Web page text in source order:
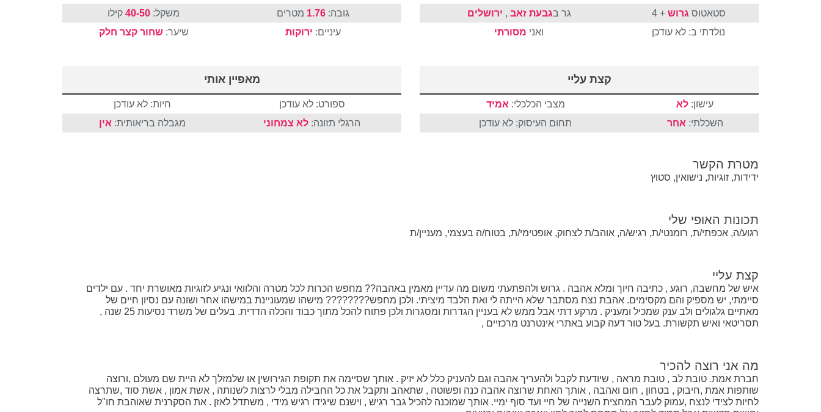
סטאטוס גרוש + 4 גר בגבעת זאב , ירושלים
נולדתי ב: לא עודכן
ואני מסורתי
גובה: 1.76 מטרים משקל: 40-50 קילו
עיניים: ירוקות שיער:שחור קצר חלק
קצת עליי
עישון: לא מצבי הכלכלי: אמיד
השכלתי: אחר תחום העיסוק: לא עודכן
מאפיין אותי
ספורט: לא עודכן
חיות: לא עודכן
הרגלי תזונה: לא צמחוני מגבלה בריאותית: אין
מטרת הקשר
ידידות, זוגיות, נישואין, סטוץ
תכונות האופי שלי
רגוע/ה, אכפתי/ת, רומנטי/ת, רגיש/ה, אוהב/ת לצחוק, אופטימי/ת, בטוח/ה בעצמי, מעניין/ת
קצת עליי
איש של מחשבה, רוגע , כתיבה חיוך ומלא אהבה . גרוש ולהפתעתי משום מה עדיין מאמין באהבה?? מחפש הכרות לכל מטרה והלוואי ונגיע לזוגיות מאושרת יחד . עם ילדים
סיימתי, יש מספיק והם מקסימים. אהבת נצח מסתבר שלא הייתה לי ואת הלבד מיציתי. ולכן מחפש???????? מישהו שמעוניינת במישהו אחר ושונה עם נסיון חיים של
מאתיים גלגולים ולב ענק שמכיל ומעניק . מרקע דתי אבל ממש לא בעניין הגדרות ומסגרות ולכן פתוח להכל מתוך כבוד והכלה הדדית. בעלים של משרד נסיעות 25 שנה ,
תסריטאי ואיש תקשורת. בעל טור דעה קבוע באתרי אינטרנט מרכזיים ,
מה אני רוצה להכיר
חברת אמת. טובת לב , טובת מראה , שיודעת לקבל ולהעריך אהבה וגם להעניק כלל לא יזיק . אותך שסיימה את תקופת הגירושין או שלמזלך לא היית שם מעולם ,ורוצה
שותפות אמת ,חיבוק , בטחון , חום ואהבה , אותך האחת שרוצה אהבה כנה ופשוטה , שתאהב ותקבל את כל החבילה מבלי לרצות לשנותה , אשת אמון , אשת סוד ,שתרצה
לחיות לצידי לנצח ,עמוק לעבר המחצית השנייה של חיי ועד סוף ימיי. אותך שמוכנה להכיל גבר רגיש , וישנם שיגידו רגיש מידי , משתדל לאזן . את הסקרנית שאוהבת חו"ל